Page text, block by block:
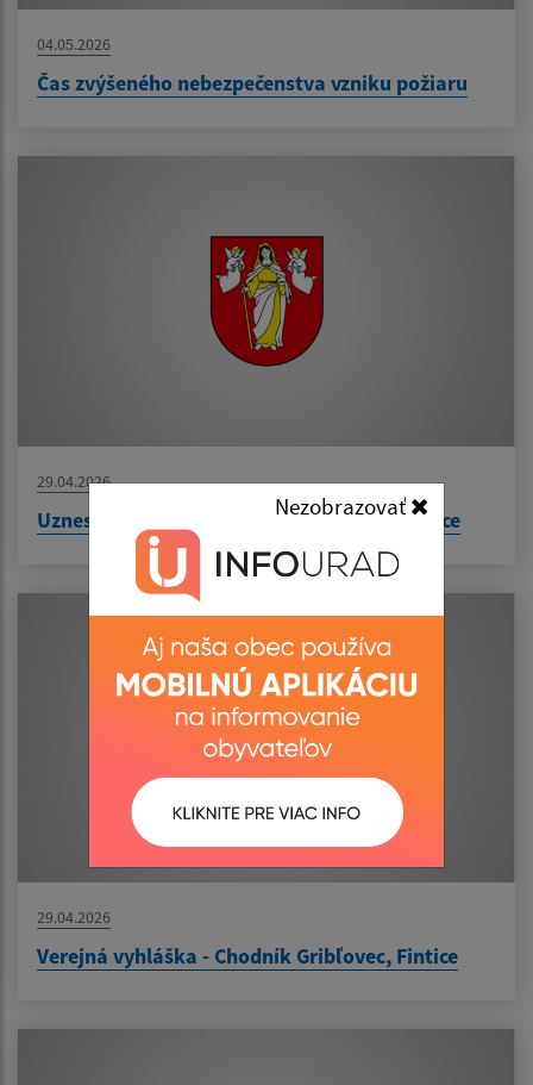
Nezobrazovať
04.05.2026
Čas zvýšeného nebezpečenstva vzniku požiaru
29.04.2026
Uznesenie č. 244/2026 - prevod majetku obce
29.04.2026
Verejná vyhláška - Chodník Gribľovec, Fintice